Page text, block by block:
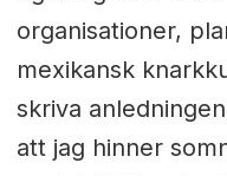
organisationer,
mexikansk
skriva
att jag hinner